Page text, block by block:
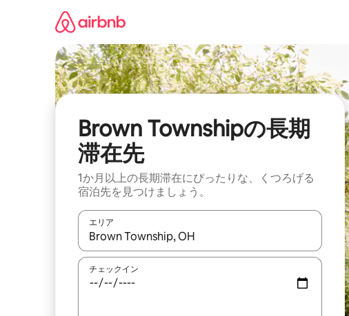
Brown Townshipの長期
滞在先
1か月以上の長期滞在にぴったりな、くつろげる
宿泊先を見つけましょう。
エリア
検索結果が表示されたら、上下の矢印キーを使って移動す
チェックイン